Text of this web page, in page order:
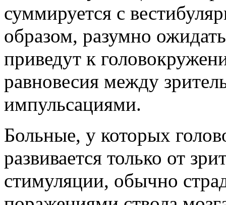
суммируется с
образом, разумно
приведут к
равновесия между
импульсациями.
Больные, у которых
развивается только от
стимуляции, обычно